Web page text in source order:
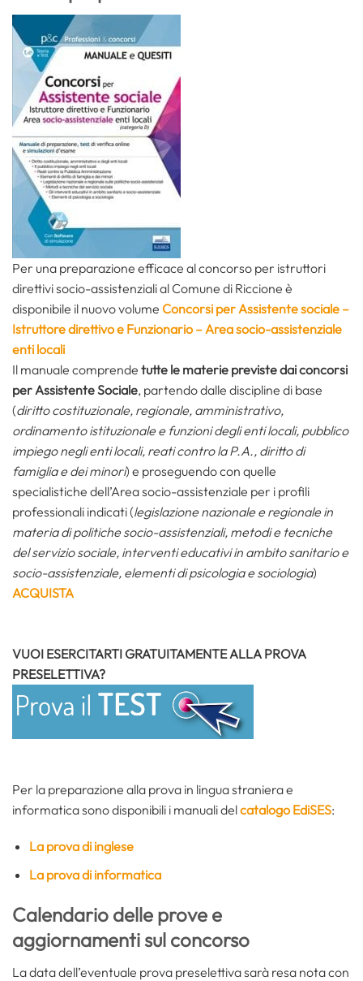
Per una preparazione efficace al concorso per istruttori
direttivi socio-assistenziali al Comune di Riccione è
disponibile il nuovo volume Concorsi per Assistente sociale –
Istruttore direttivo e Funzionario – Area socio-assistenziale
enti locali
Il manuale comprende tutte le materie previste dai concorsi
per Assistente Sociale, partendo dalle discipline di base
(diritto costituzionale, regionale, amministrativo,
ordinamento istituzionale e funzioni degli enti locali, pubblico
impiego negli enti locali, reati contro la P.A., diritto di
famiglia e dei minori) e proseguendo con quelle
specialistiche dell’Area socio-assistenziale per i profili
professionali indicati (legislazione nazionale e regionale in
materia di politiche socio-assistenziali, metodi e tecniche
del servizio sociale, interventi educativi in ambito sanitario e
socio-assistenziale, elementi di psicologia e sociologia)
ACQUISTA
VUOI ESERCITARTI GRATUITAMENTE ALLA PROVA
PRESELETTIVA?
Per la preparazione alla prova in lingua straniera e
informatica sono disponibili i manuali delcatalogo EdiSES:
La prova di inglese
La prova di informatica
Calendario delle prove e
aggiornamenti sul concorso
La data dell’eventuale prova preselettiva sarà resa nota con